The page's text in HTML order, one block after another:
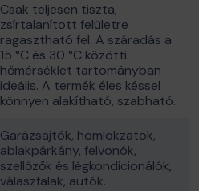
Csak teljesen tiszta,
zsírtalanított felületre
ragasztható fel. A száradás a
15 °C és 30 °C közötti
hőmérséklet tartományban
ideális. A termék éles késsel
könnyen alakítható, szabható.
Garázsajtók, homlokzatok,
ablakpárkány, felvonók,
szellőzők és légkondicionálók,
válaszfalak, autók.